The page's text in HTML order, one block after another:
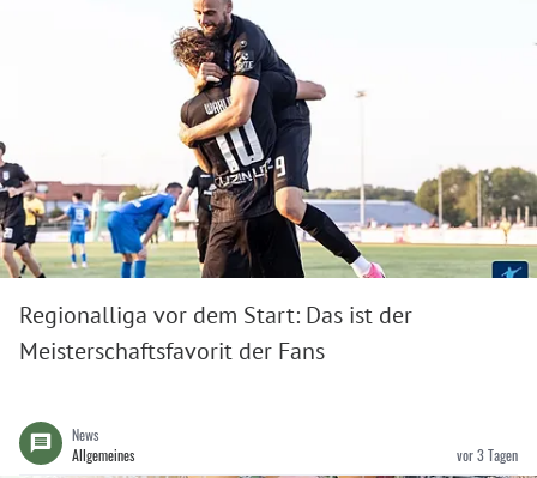
Regionalliga vor dem Start: Das ist der
Meisterschaftsfavorit der Fans
News
Allgemeines
vor 3 Tagen